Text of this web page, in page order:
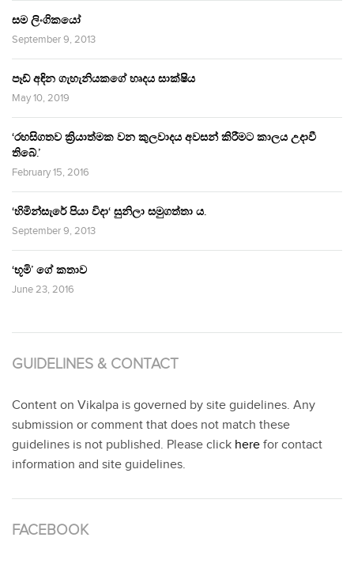
සම ලිංගිකයෝ
September 9, 2013
පෑඩ් අඳින ගැහැනියකගේ හෘදය සාක්ෂිය
May 10, 2019
‘රහසිගතව ක්‍රියාත්මක වන කුලවාදය අවසන් කිරීමට කාලය උදාවී
තිබේ.’
February 15, 2016
‘හිමින්සැරේ පියා විදා‘ සුනිලා සමුගත්තා ය.
September 9, 2013
‘භූමි’ ගේ කතාව
June 23, 2016
GUIDELINES & CONTACT
Content on Vikalpa is governed by site guidelines. Any
submission or comment that does not match these
guidelines is not published. Please click here for contact
information and site guidelines.
FACEBOOK